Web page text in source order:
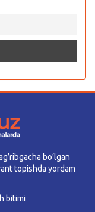
bo’lgan
topishda yordam
bitimi